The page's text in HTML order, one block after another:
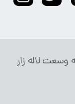
وسعت لاله زار